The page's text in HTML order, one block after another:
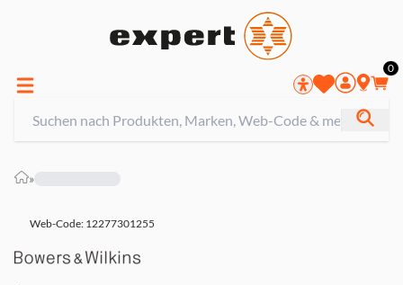
0
»
Web-Code: 12277301255